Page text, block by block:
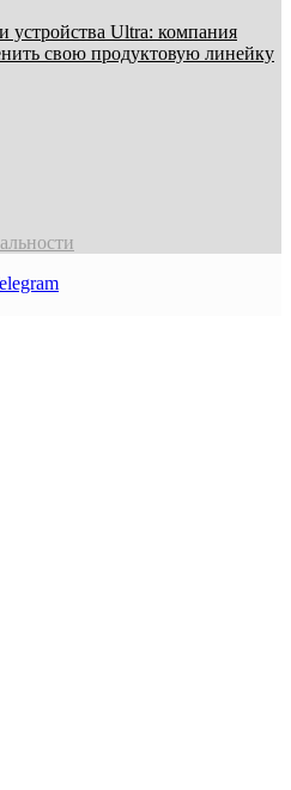
устройства Ultra: компания
свою продуктовую линейку